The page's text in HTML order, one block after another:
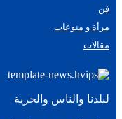
فن
مرأة و منوعات
مقالات
لبلدنا والناس والحرية